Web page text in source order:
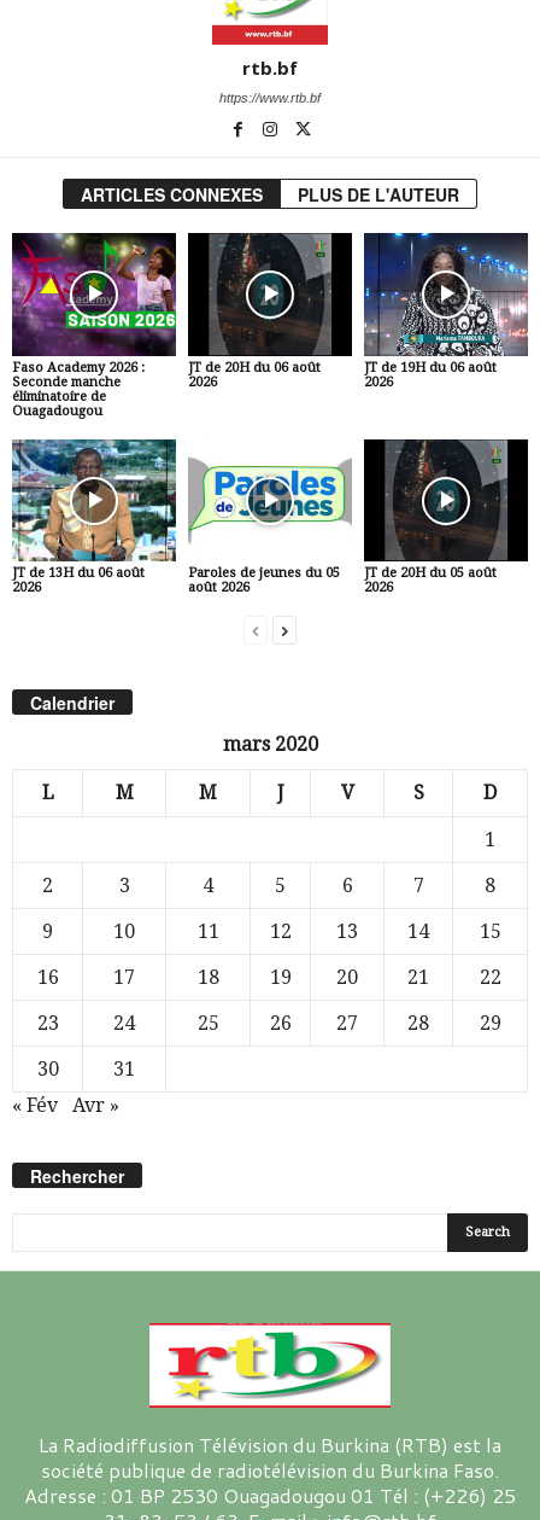
rtb.bf
https://www.rtb.bf
ARTICLES CONNEXES PLUS DE L'AUTEUR
Faso Academy 2026 :
Seconde manche
éliminatoire de
Ouagadougou
JT de 20H du 06 août
2026
JT de 19H du 06 août
2026
JT de 13H du 06 août
2026
Paroles de jeunes du 05
août 2026
JT de 20H du 05 août
2026
Calendrier
mars 2020
L M M J V S D
1
2
3 4 5 6 7
8
9
10 11 12 13 14
15
16
17 18 19 20 21
22
23
24 25 26 27 28
29
30
31
« Fév
Avr »
Rechercher
La Radiodiffusion Télévision du Burkina (RTB) est la
société publique de radiotélévision du Burkina Faso.
Adresse : 01 BP 2530 Ouagadougou 01 Tél : (+226) 25